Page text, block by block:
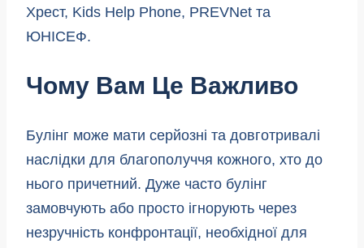
Хрест, Kids Help Phone, PREVNet та
ЮНІСЕФ.
Чому Вам Це Важливо
Булінг може мати серйозні та довготривалі
наслідки для благополуччя кожного, хто до
нього причетний. Дуже часто булінг
замовчують або просто ігнорують через
незручність конфронтації, необхідної для